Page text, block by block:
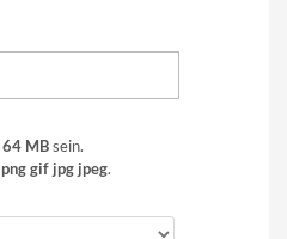
64 MBsein.
png gif jpg jpeg.